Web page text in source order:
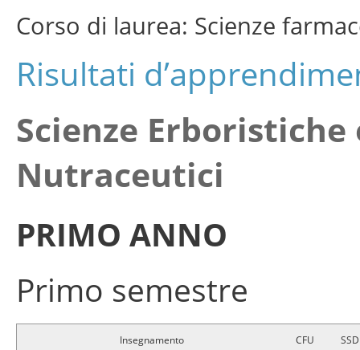
Corso di laurea: Scienze
Risultati
Scienze
Nutraceutici
PRIMO ANNO
Primo semestre
Insegnamento CFU SSD